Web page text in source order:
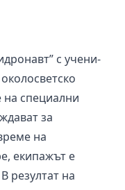
с учени-
на специални
за
на
екипажът е
резултат на